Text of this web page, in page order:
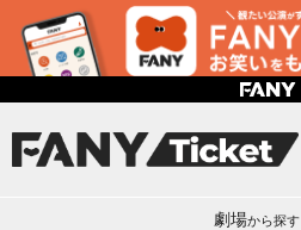
劇場から探す